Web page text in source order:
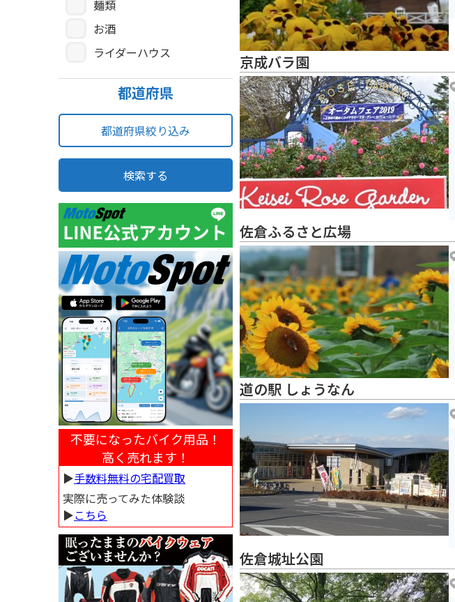
麺類
お酒
ライダーハウス
都道府県
都道府県絞り込み
検索する
不要になったバイク用品！
高く売れます！
▶︎手数料無料の宅配買取
実際に売ってみた体験談
▶︎こちら
京成バラ園
佐倉ふるさと広場
道の駅 しょうなん
佐倉城址公園